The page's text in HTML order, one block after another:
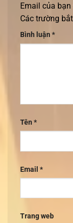
Email của
Các trường
Bình luận *
Tên *
Email *
Trang web